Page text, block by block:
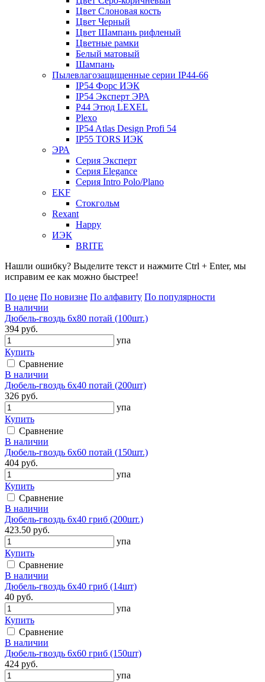
Цвет Слоновая кость
Цвет Черный
Цвет Шампань рифленый
Цветные рамки
Белый матовый
Шампань
Пылевлагозащищенные серии IP44-66
IP54 Форс ИЭК
IP54 Эксперт ЭРА
P44 Этюд LEXEL
Plexo
IP54 Atlas Design Profi 54
IP55 TORS ИЭК
ЭРА
Серия Эксперт
Серия Elegance
Серия Intro Polo/Plano
EKF
Стокгольм
Rexant
Happy
ИЭК
BRITE
Нашли ошибку? Выделите текст и нажмите Ctrl + Enter, мы
исправим ее как можно быстрее!
По цене По новизне По алфавиту По популярности
В наличии
Дюбель-гвоздь 6х80 потай (100шт.)
394 руб.
упа
Купить
Сравнение
В наличии
Дюбель-гвоздь 6х40 потай (200шт)
326 руб.
упа
Купить
Сравнение
В наличии
Дюбель-гвоздь 6х60 потай (150шт.)
404 руб.
упа
Купить
Сравнение
В наличии
Дюбель-гвоздь 6х40 гриб (200шт.)
423.50 руб.
упа
Купить
Сравнение
В наличии
Дюбель-гвоздь 6х40 гриб (14шт)
40 руб.
упа
Купить
Сравнение
В наличии
Дюбель-гвоздь 6х60 гриб (150шт)
424 руб.
упа